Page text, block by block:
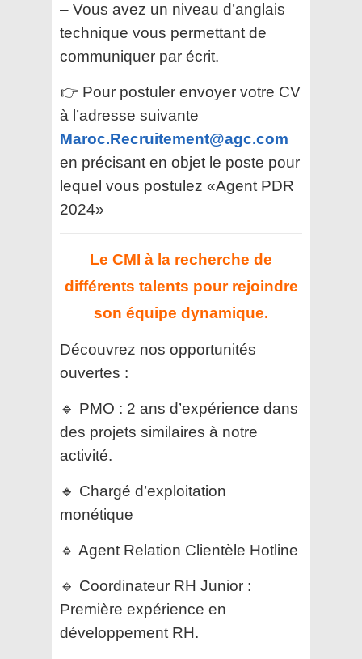
– Vous avez un niveau d’anglais
technique vous permettant de
communiquer par écrit.
👉 Pour postuler envoyer votre CV
à l’adresse suivante
Maroc.Recruitement@agc.com
en précisant en objet le poste pour
lequel vous postulez «Agent PDR
2024»
Le CMI à la recherche de
différents talents pour rejoindre
son équipe dynamique.
Découvrez nos opportunités
ouvertes :
🔹 PMO : 2 ans d’expérience dans
des projets similaires à notre
activité.
🔹 Chargé d’exploitation
monétique
🔹 Agent Relation Clientèle Hotline
🔹 Coordinateur RH Junior :
Première expérience en
développement RH.